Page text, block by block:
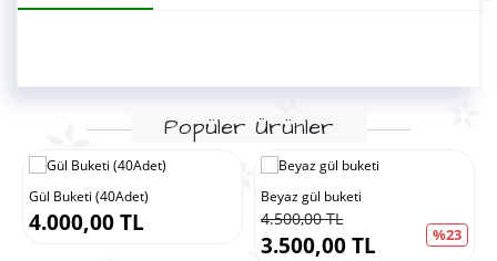
Popüler Ürünler
Gül Buketi (40Adet)
4.000,00 TL
Beyaz gül buketi
4.500,00 TL
%23
3.500,00 TL